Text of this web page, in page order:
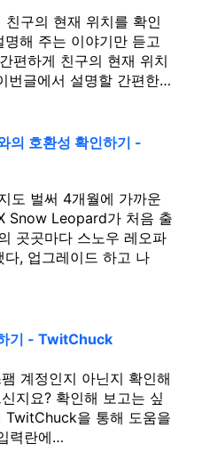
구의 현재 위치를 확인
해 주는 이야기만 듣고
편하게 친구의 현재 위치
번글에서 설명할 간편한…
의 호환성 확인하기 -
도 벌써 4개월에 가까운
Snow Leopard가 처음 출
곳곳마다 스노우 레오파
, 업그레이드 하고 나
기 - TwitChuck
계정인지 아닌지 확인해
지요? 확인해 보고는 싶
TwitChuck을 통해 도움을
력란에…